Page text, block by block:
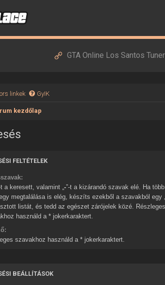
GTA Online Los Santos
linkek GyIK
kezdőlap
FELTÉTELEK
t a keresett, valamint „-”-t a kizárandó szavak elé. Ha több szóból
megtalálása is elég, készíts ezekből a szavakból egy „
listát, és tedd az egészet zárójelek közé. Részleges
használd a * jokerkaraktert.
szavakhoz használd a * jokerkaraktert.
BEÁLLÍTÁSOK